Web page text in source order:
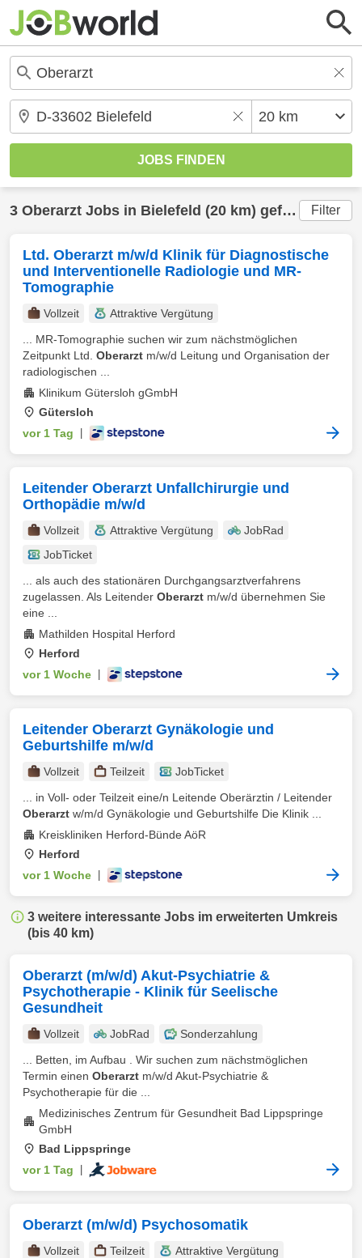
3 Oberarzt Jobs in Bielefeld (20 km) gefunden Filter
Ltd. Oberarzt m/w/d Klinik für Diagnostische
und Interventionelle Radiologie und MR-
Tomographie
Vollzeit
Attraktive Vergütung
... MR-Tomographie suchen wir zum nächstmöglichen
Zeitpunkt Ltd. Oberarzt m/w/d Leitung und Organisation der
radiologischen ...
Klinikum Gütersloh gGmbH
Gütersloh
vor 1 Tag
Leitender Oberarzt Unfallchirurgie und
Orthopädie m/w/d
Vollzeit Attraktive Vergütung
JobRad
JobTicket
... als auch des stationären Durchgangsarztverfahrens
zugelassen. Als Leitender Oberarzt m/w/d übernehmen Sie
eine ...
Mathilden Hospital Herford
Herford
vor 1 Woche
Leitender Oberarzt Gynäkologie und
Geburtshilfe m/w/d
Vollzeit Teilzeit
JobTicket
... in Voll- oder Teilzeit eine/n Leitende Oberärztin / Leitender
Oberarzt w/m/d Gynäkologie und Geburtshilfe Die Klinik ...
Kreiskliniken Herford-Bünde AöR
Herford
vor 1 Woche
3 weitere interessante Jobs im erweiterten Umkreis
(bis 40 km)
Oberarzt (m/w/d) Akut-Psychiatrie &
Psychotherapie - Klinik für Seelische
Gesundheit
Vollzeit JobRad
Sonderzahlung
... Betten, im Aufbau . Wir suchen zum nächstmöglichen
Termin einen Oberarzt m/w/d Akut-Psychiatrie &
Psychotherapie für die ...
Medizinisches Zentrum für Gesundheit Bad Lippspringe
GmbH
Bad Lippspringe
vor 1 Tag
Oberarzt (m/w/d) Psychosomatik
Vollzeit Teilzeit
Attraktive Vergütung